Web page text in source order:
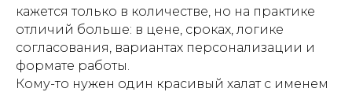
кажется только в количестве, но на практике
отличий больше: в цене, сроках, логике
согласования, вариантах персонализации и
формате работы.
Кому-то нужен один красивый халат с именем